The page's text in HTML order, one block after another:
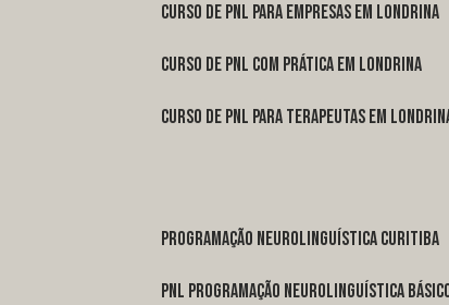
curso de pnl para empresas em Londrina
curso de pnl com prática em Londrina
curso de pnl para terapeutas em
programação neurolinguística Curitiba
pnl programação neurolinguística